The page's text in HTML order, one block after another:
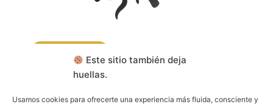
Este sitio también deja
huellas.
Usamos cookies para ofrecerte una experiencia más fluida, consciente y